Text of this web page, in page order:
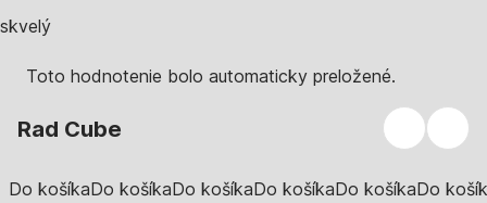
skvelý
Toto hodnotenie bolo automaticky preložené.
Rad Cube
Do košíkaDo košíkaDo košíkaDo košíkaDo košíkaDo